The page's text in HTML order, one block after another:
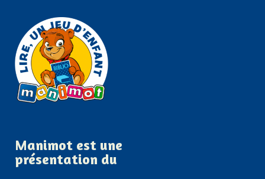
Manimot est une
présentation du